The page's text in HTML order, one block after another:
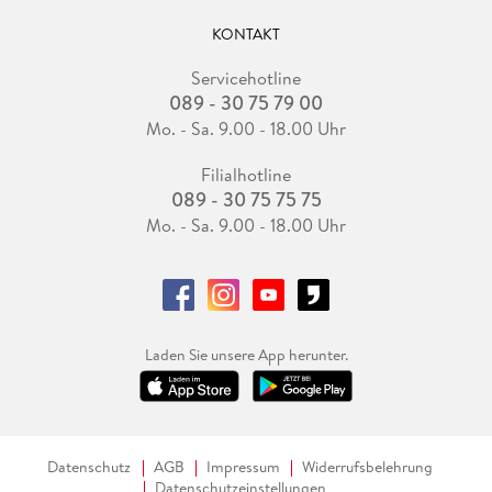
KONTAKT
Servicehotline
089 - 30 75 79 00
Mo. - Sa. 9.00 - 18.00 Uhr
Filialhotline
089 - 30 75 75 75
Mo. - Sa. 9.00 - 18.00 Uhr
Laden Sie unsere App herunter.
Datenschutz AGB Impressum
Widerrufsbelehrung